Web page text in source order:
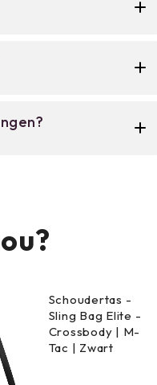
tas voor
Schoudertas -
Sling Bag Elite -
Crossbody | M-
Tac | Zwart